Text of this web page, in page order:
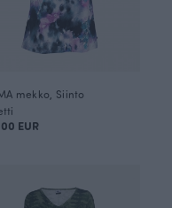
mekko, Siinto
EUR